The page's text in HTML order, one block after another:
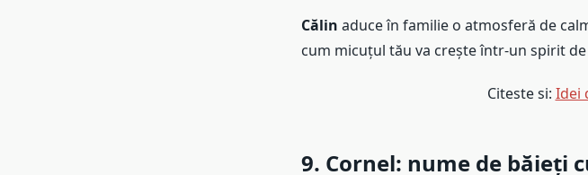
Călin aduce în familie o atmosferă de
cum micuțul tău va crește într-un spirit
Citeste si: Idei
9. Cornel: nume de băieți